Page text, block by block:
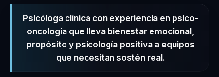
Psicóloga clínica con experiencia en psico-
oncología que lleva bienestar emocional,
propósito y psicología positiva a equipos
que necesitan sostén real.